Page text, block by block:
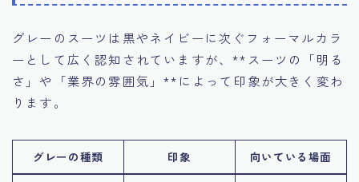
グレーのスーツは黒やネイビーに次ぐフォーマルカラ
ーとして広く認知されていますが、**スーツの「明る
さ」や「業界の雰囲気」**によって印象が大きく変わ
ります。
グレーの種類 印象 向いている場面